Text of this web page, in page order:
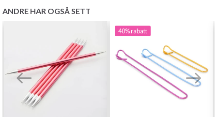
ANDRE HAR OGSÅ SETT
40%rabatt